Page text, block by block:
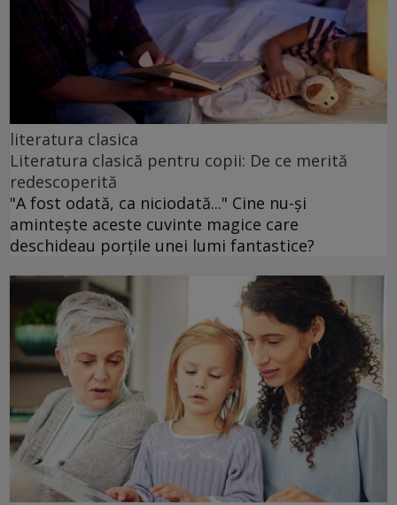
literatura clasica
Literatura clasică pentru copii: De ce merită
redescoperită
"A fost odată, ca niciodată..." Cine nu-și
amintește aceste cuvinte magice care
deschideau porțile unei lumi fantastice?